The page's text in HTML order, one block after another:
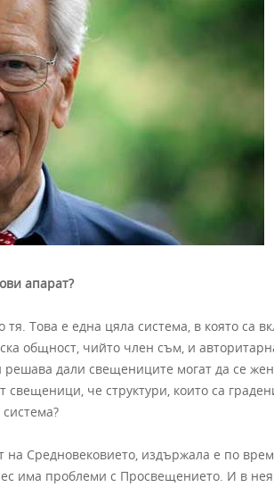
апарат?
Това е една цяла система, в която са
общност, чийто член съм, и
решава дали свещениците могат да се
че структури, които са
на Средновековието, издържала е по
има проблеми с Просвещението. И в нея